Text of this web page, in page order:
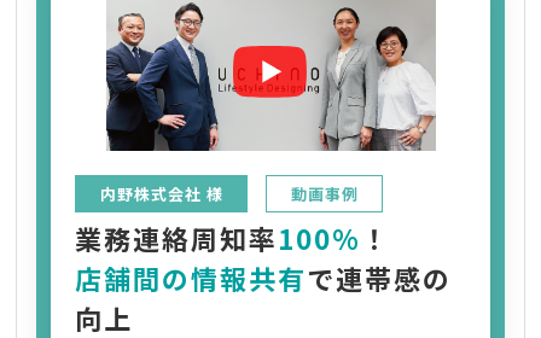
内野株式会社 様 動画事例
業務連絡周知率100% ！
店舗間の情報共有で連帯感の
向上